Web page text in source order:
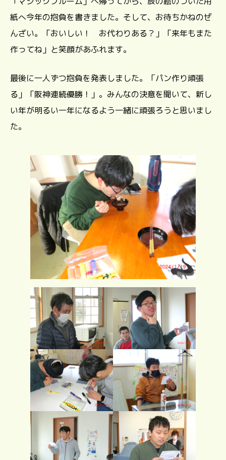
紙へ今年の抱負を書きました。そして、お待ちかねのぜ
んざい。「おいしい！ お代わりある？」「来年もまた
作ってね」と笑顔があふれます。
最後に一人ずつ抱負を発表しました。「パン作り頑張
る」「阪神連続優勝！」。みんなの決意を聞いて、新し
い年が明るい一年になるよう一緒に頑張ろうと思いまし
た。